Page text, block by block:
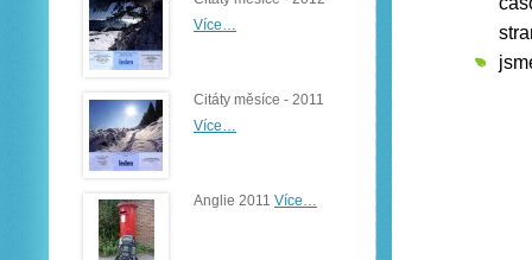
Více…
Citáty měsíce - 2011
Více…
Anglie 2011 Více…